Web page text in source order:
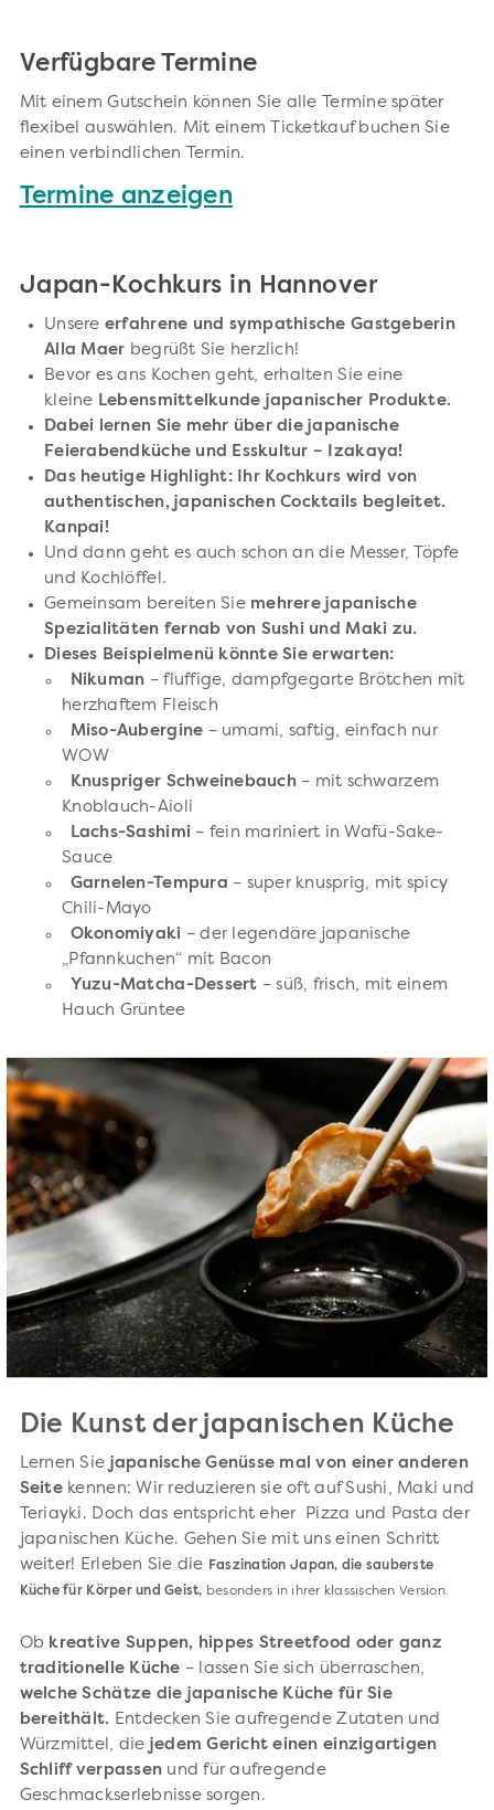
Verfügbare Termine
Mit einem Gutschein können Sie alle Termine später
flexibel auswählen. Mit einem Ticketkauf buchen Sie
einen verbindlichen Termin.
Termine anzeigen
Japan-Kochkurs in Hannover
Unsere erfahrene und sympathische Gastgeberin
Alla Maer begrüßt Sie herzlich!
Bevor es ans Kochen geht, erhalten Sie eine
kleine Lebensmittelkunde japanischer Produkte.
Dabei lernen Sie mehr über die japanische
Feierabendküche und Esskultur – Izakaya!
Das heutige Highlight: Ihr Kochkurs wird von
authentischen, japanischen Cocktails begleitet.
Kanpai!
Und dann geht es auch schon an die Messer, Töpfe
und Kochlöffel.
Gemeinsam bereiten Sie mehrere japanische
Spezialitäten fernab von Sushi und Maki zu.
Dieses Beispielmenü könnte Sie erwarten:
Nikuman – fluffige, dampfgegarte Brötchen mit
herzhaftem Fleisch
Miso-Aubergine – umami, saftig, einfach nur
WOW
Knuspriger Schweinebauch– mit schwarzem
Knoblauch-Aioli
Lachs-Sashimi – fein mariniert in Wafü-Sake-
Sauce
Garnelen-Tempura – super knusprig, mit spicy
Chili-Mayo
Okonomiyaki – der legendäre japanische
„Pfannkuchen“ mit Bacon
Yuzu-Matcha-Dessert – süß, frisch, mit einem
Hauch Grüntee
Die Kunst der japanischen Küche
Lernen Sie japanische Genüsse mal von einer anderen
Seitekennen: Wir reduzieren sie oft auf Sushi, Maki und
Teriayki. Doch das entspricht eher Pizza und Pasta der
japanischen Küche. Gehen Sie mit uns einen Schritt
weiter! Erleben Sie die Faszination Japan, die sauberste
Küche für Körper und Geist, besonders in ihrer klassischen Version.
Ob kreative Suppen, hippes Streetfood oder ganz
traditionelle Küche – lassen Sie sich überraschen,
welche Schätze die japanische Küche für Sie
bereithält. Entdecken Sie aufregende Zutaten und
Würzmittel, die jedem Gericht einen einzigartigen
Schliff verpassen und für aufregende
Geschmackserlebnisse sorgen.